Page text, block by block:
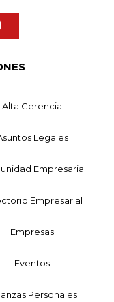
Alta Gerencia
Legales
Empresarial
Empresarial
Empresas
Eventos
Personales